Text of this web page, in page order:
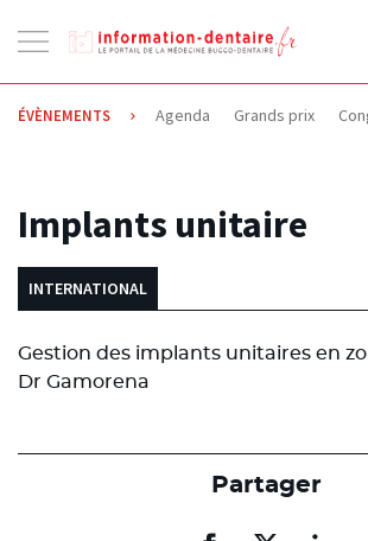
la
navigation
ÉVÈNEMENTS Agenda Grands prix
24.03.2014
Implants unitaire
INTERNATIONAL
Gestion des implants unitaires en
Dr Gamorena
Partager